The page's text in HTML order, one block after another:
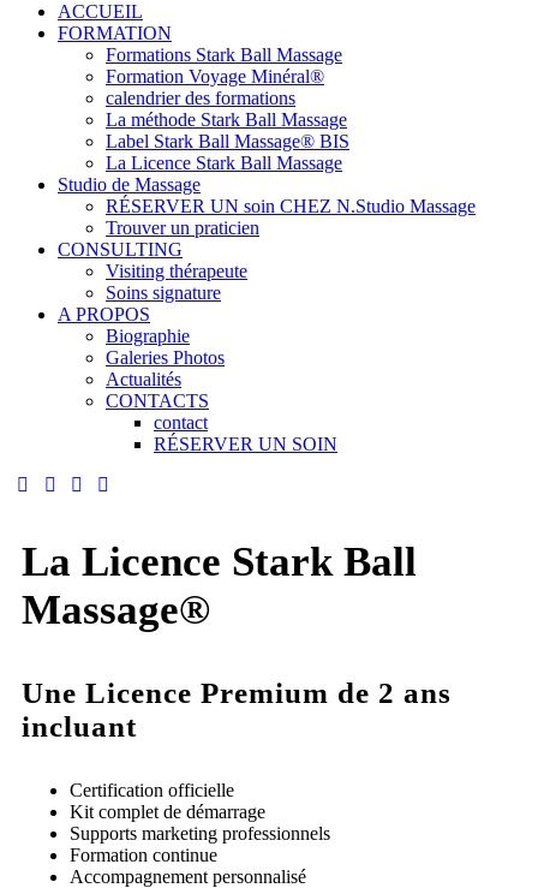
ACCUEIL
FORMATION
Formations Stark Ball Massage
Formation Voyage Minéral®
calendrier des formations
La méthode Stark Ball Massage
Label Stark Ball Massage® BIS
La Licence Stark Ball Massage
Studio de Massage
RÉSERVER UN soin CHEZ N.Studio Massage
Trouver un praticien
CONSULTING
Visiting thérapeute
Soins signature
A PROPOS
Biographie
Galeries Photos
Actualités
CONTACTS
contact
RÉSERVER UN SOIN
La Licence Stark Ball
Massage®
Une Licence Premium de 2 ans
incluant
Certification officielle
Kit complet de démarrage
Supports marketing professionnels
Formation continue
Accompagnement personnalisé